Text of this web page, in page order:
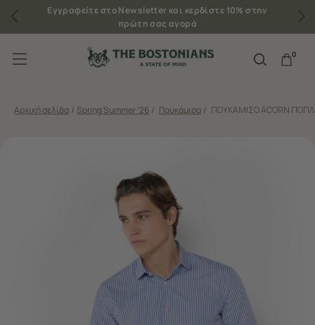
Εγγραφείτε στο Newsletter και κερδίστε 10% στην
πρώτη σας αγορά
0
Αρχική σελίδα / Spring Summer '26 / Πουκάμισα / ΠΟΥΚΑΜΙΣΟ ACORN